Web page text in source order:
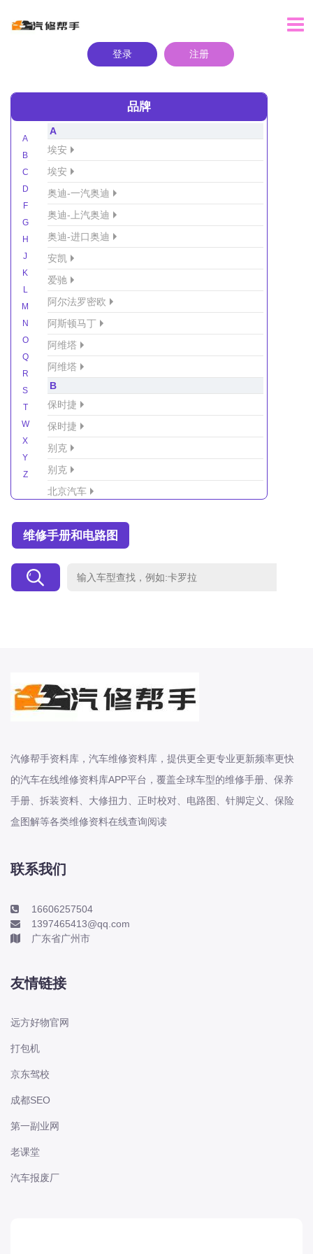
登录 注册
品牌
A
B
C
D
F
G
H
J
K
L
M
N
O
Q
R
S
T
W
X
Y
Z
A
埃安
埃安
奥迪-一汽奥迪
奥迪-上汽奥迪
奥迪-进口奥迪
安凯
爱驰
阿尔法罗密欧
阿斯顿马丁
阿维塔
阿维塔
B
保时捷
保时捷
别克
别克
北京汽车
北京越野车
北汽制造
北汽绅宝
奔腾
奔驰
宝沃
宝马
宝骏
宾利
本田-东风本田
本田-广州本田
本田-海外本田
标致
比亚迪-海外版
比亚迪商用车
比速
创维
维修手册和电路图
汽修帮手资料库，汽车维修资料库，提供更全更专业更新频率更快
的汽车在线维修资料库APP平台，覆盖全球车型的维修手册、保养
手册、拆装资料、大修扭力、正时校对、电路图、针脚定义、保险
盒图解等各类维修资料在线查询阅读
联系我们
16606257504
1397465413@qq.com
广东省广州市
友情链接
远方好物官网
打包机
京东驾校
成都SEO
第一副业网
老课堂
汽车报废厂